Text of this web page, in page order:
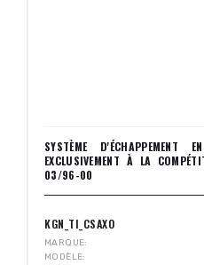
SYSTÈME D'ÉCHAPPEMENT
EXCLUSIVEMENT À LA
03/96-00
KGN_TI_CSAXO
MARQUE
MODÈLE